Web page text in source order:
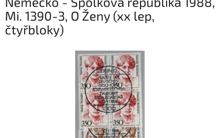
Mi. 1390-3, O Ženy (xx lep,
čtyřbloky)